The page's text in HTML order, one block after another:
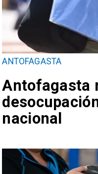
ANTOFAGASTA
Antofagasta
nacional